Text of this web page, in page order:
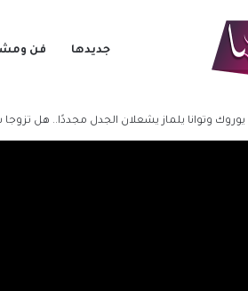
جديدها فن
يوروك وتوانا يلماز يشعلان الجدل مجددًا.. هل تزوجا